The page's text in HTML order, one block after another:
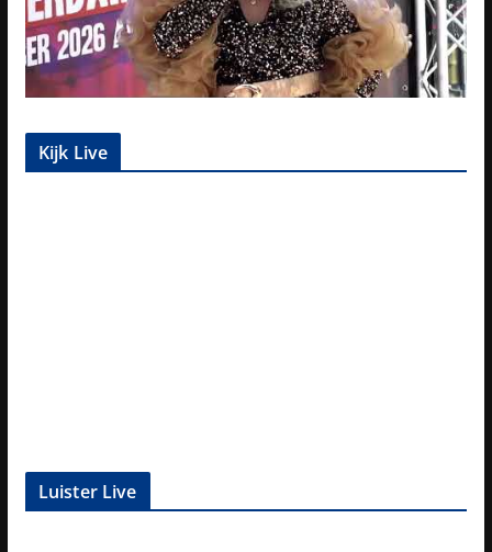
Kijk Live
Luister Live